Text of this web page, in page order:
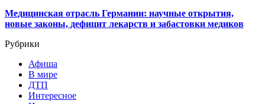
Медицинская отрасль Германии: научные открытия,
новые законы, дефицит лекарств и забастовки медиков
Рубрики
Афиша
В мире
ДТП
Интересное